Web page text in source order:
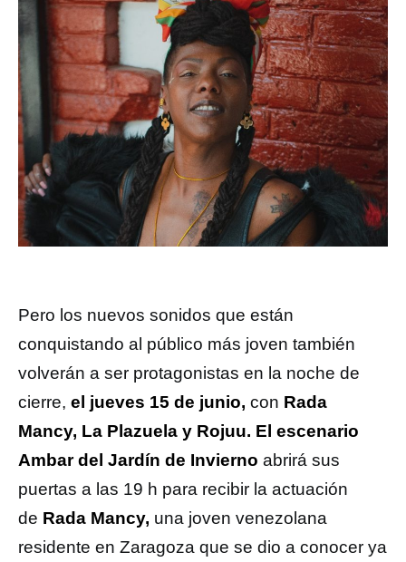
Pero los nuevos sonidos que están
conquistando al público más joven también
volverán a ser protagonistas en la noche de
cierre, el jueves 15 de junio, con Rada
Mancy, La Plazuela y Rojuu. El escenario
Ambar del Jardín de Invierno abrirá sus
puertas a las 19 h para recibir la actuación
de Rada Mancy, una joven venezolana
residente en Zaragoza que se dio a conocer ya